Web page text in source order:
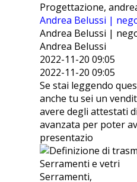
Progettazione,
Andrea Belussi |
Andrea Belussi |
Andrea Belussi
2022-11-20 09:05
2022-11-20 09:05
Se stai leggendo
anche tu sei un
avere degli attestati
avanzata per poter
presentazio
Serramenti,